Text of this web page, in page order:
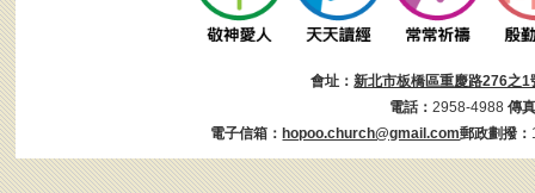
會址：新北市板橋區重慶路276之1
電話： 2958-4988 傳
電子信箱：hopoo.church@gmail.com郵政劃撥：